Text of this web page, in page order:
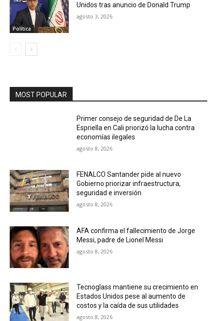
Política
Unidos tras anuncio de Donald Trump
agosto 3, 2026
MOST POPULAR
Primer consejo de seguridad de De La
Espriella en Cali priorizó la lucha contra
economías ilegales
agosto 8, 2026
FENALCO Santander pide al nuevo
Gobierno priorizar infraestructura,
seguridad e inversión
agosto 8, 2026
AFA confirma el fallecimiento de Jorge
Messi, padre de Lionel Messi
agosto 8, 2026
Tecnoglass mantiene su crecimiento en
Estados Unidos pese al aumento de
costos y la caída de sus utilidades
agosto 8, 2026